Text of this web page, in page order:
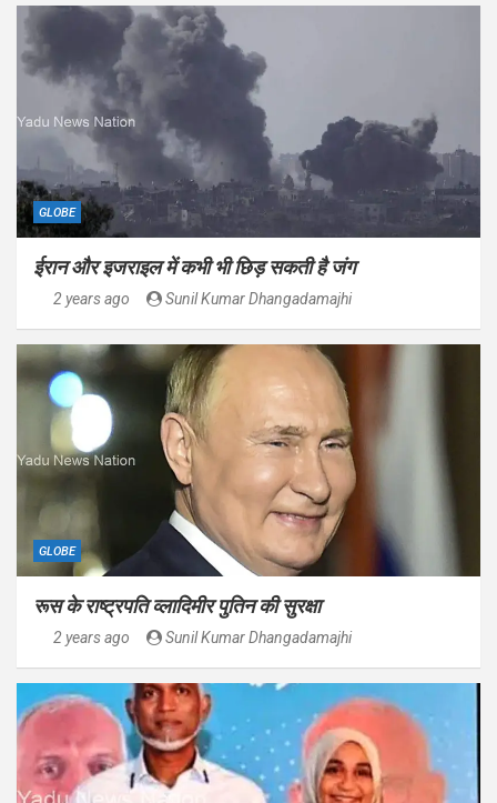
GLOBE
ईरान और इजराइल में कभी भी छिड़ सकती है जंग
2 years ago Sunil Kumar Dhangadamajhi
GLOBE
रूस के राष्ट्रपति व्लादिमीर पुतिन की सुरक्षा
2 years ago Sunil Kumar Dhangadamajhi